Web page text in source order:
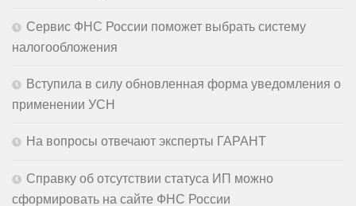
Сервис ФНС России поможет выбрать систему
налогообложения
Вступила в силу обновленная форма уведомления о
применении УСН
На вопросы отвечают эксперты ГАРАНТ
Справку об отсутствии статуса ИП можно
сформировать на сайте ФНС России